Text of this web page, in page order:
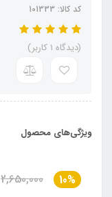
کد کالا: 101333
(دیدگاه 1 کاربر)
ویژگی‌های محصول
10%
2,650,000